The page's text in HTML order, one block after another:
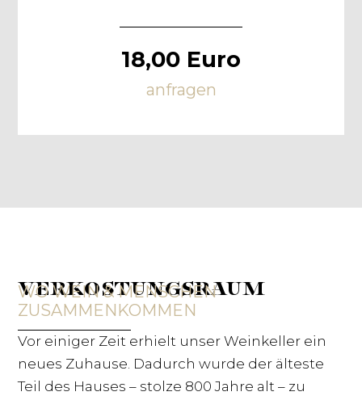
18,00 Euro
anfragen
VERKOSTUNGSRAUM
WO WEIN & MENSCHEN
ZUSAMMENKOMMEN
Vor einiger Zeit erhielt unser Weinkeller ein
neues Zuhause. Dadurch wurde der älteste
Teil des Hauses – stolze 800 Jahre alt – zu